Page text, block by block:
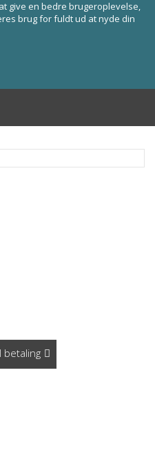
give en bedre brugeroplevelse,
brug for fuldt ud at nyde din